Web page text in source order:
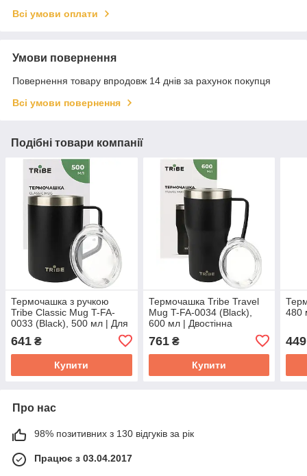
Всі умови оплати
Умови повернення
Повернення товару впродовж 14 днів за рахунок покупця
Всі умови повернення
Подібні товари компанії
Термочашка з ручкою
Tribe Classic Mug T-FA-
0033 (Black), 500 мл | Для
напоїв, кришка з отвором
для пиття
641 ₴
Купити
Термочашка Tribe Travel
Mug T-FA-0034 (Black),
600 мл | Двостінна
отвором, для
підстаканників в авто
761₴
Купити
480
449
Про нас
98% позитивних з 130 відгуків за рік
Працює з 03.04.2017